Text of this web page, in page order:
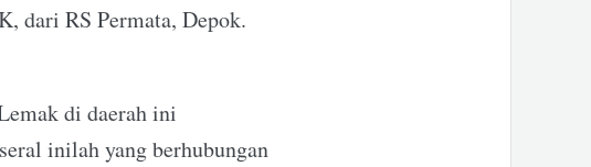
dari RS Permata, Depok.
di daerah ini
inilah yang berhubungan